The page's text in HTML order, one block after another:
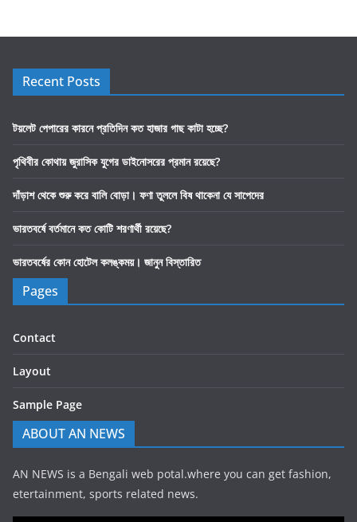
Recent Posts
টয়লেট পেপারের কারনে প্রতিদিন কত হাজার গাছ কাটা হচ্ছে?
পৃথিবীর কোথায় জুরাসিক যুগের ডাইনোসরের প্রমান রয়েছে?
দাঁড়াশ থেকে শুরু করে বালি বোড়া। ফণা তুললে বিষ থাকেনা যে সাপেদের
ভারতবর্ষে বর্তমানে কত কোটি শরণার্থী রয়েছে?
ভারতবর্ষের কোন হোটেল কলঙ্কময়। জানুন বিস্তারিত
Pages
Contact
Layout
Sample Page
ABOUT AN NEWS
AN NEWS is a Bengali web potal.where you can get fashion,
etertainment, sports related news.